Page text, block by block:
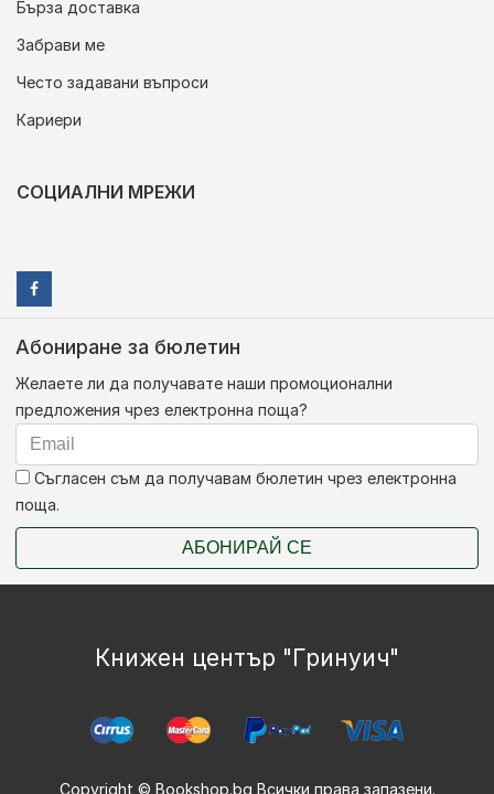
Бърза доставка
Забрави ме
Често задавани въпроси
Кариери
СОЦИАЛНИ МРЕЖИ
Абониране за бюлетин
Желаете ли да получавате наши промоционални
предложения чрез електронна поща?
Съгласен съм да получавам бюлетин чрез електронна
поща.
АБОНИРАЙ СЕ
Книжен център "Гринуич"
Copyright © Bookshop.bg Всички права запазени.